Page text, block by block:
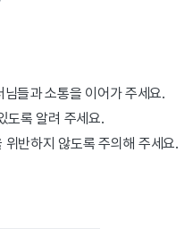
들과 소통을 이어가 주세요.
도록 알려 주세요.
반하지 않도록 주의해 주세요.